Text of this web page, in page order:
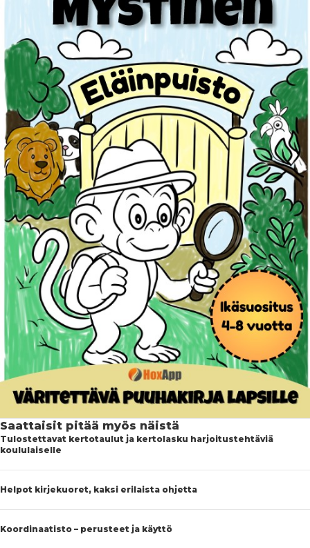
Saattaisit pitää myös näistä
Tulostettavat kertotaulut ja kertolasku harjoitustehtäviä
koululaiselle
Helpot kirjekuoret, kaksi erilaista ohjetta
Koordinaatisto – perusteet ja käyttö